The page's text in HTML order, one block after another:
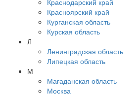
Краснодарский край
Красноярский край
Курганская область
Курская область
Л
Ленинградская область
Липецкая область
М
Магаданская область
Москва